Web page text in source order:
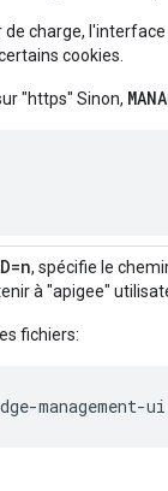
charge,
cookies.
"https" Sinon,
, spécifie le
à "apigee"
fichiers:
management-ui